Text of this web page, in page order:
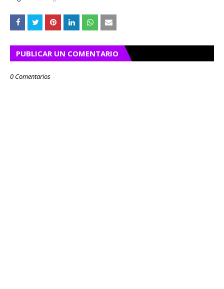
PUBLICAR UN COMENTARIO
0 Comentarios